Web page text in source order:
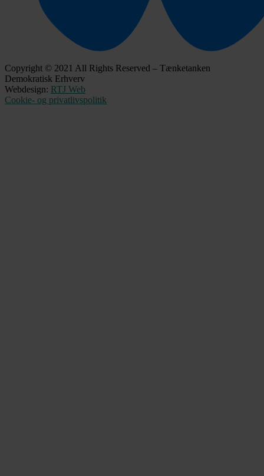
Copyright © 2021 All Rights Reserved – Tænketanken
Demokratisk Erhverv
Webdesign: RTJ Web
Cookie- og privatlivspolitik